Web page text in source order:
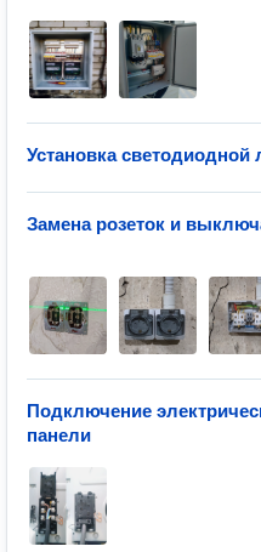
Установка светодиодной
Замена розеток и
Подключение
панели